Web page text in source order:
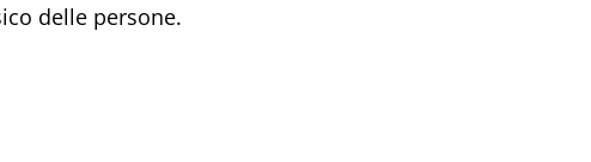
delle persone.